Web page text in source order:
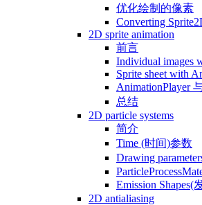
优化绘制的像素
Converting
2D sprite animation
前言
Individual images
Sprite sheet with
AnimationPlayer
总结
2D particle systems
简介
Time (时间)参数
Drawing
Emission Shapes(
2D antialiasing